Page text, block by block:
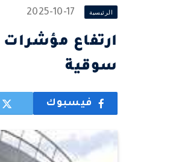
الرئيسية 2025-10-17
سوقية
فيسبوك